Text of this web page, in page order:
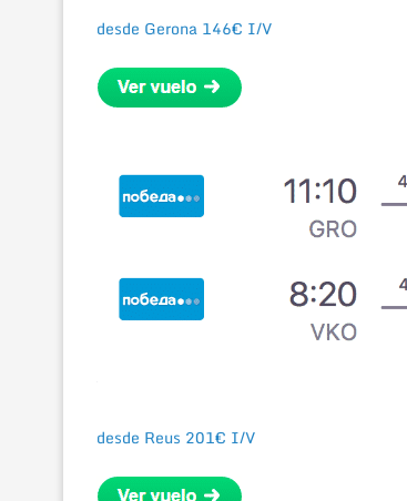
desde Gerona 146€ I/V
desde Reus 201€ I/V